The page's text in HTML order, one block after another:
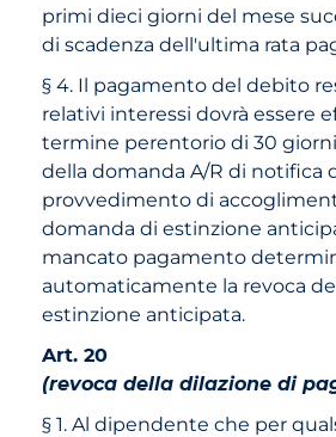
primi dieci giorni del mese
di scadenza dell'ultima rata
§ 4. Il pagamento del debito
relativi interessi dovrà essere
termine perentorio di 30
della domanda A/R di notifica
provvedimento di
domanda di estinzione
mancato pagamento
automaticamente la revoca
estinzione anticipata.
Art. 20
(revoca della dilazione di
§ 1. Al dipendente che per